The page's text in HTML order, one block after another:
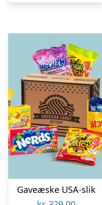
Gaveæske USA-slik